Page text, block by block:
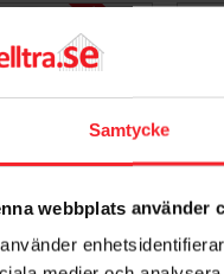
Samtycke
webbplats använder
L
A
G
E
R
R
E
N
S
N
I